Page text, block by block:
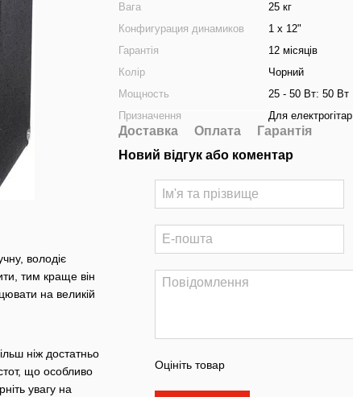
володіє
тим краще він
на великій
ніж достатньо
що особливо
увагу на
Вага
25 кг
Конфигурация динамиков
1 x 12"
Гарантія
12 місяців
Колір
Чорний
Мощность
25 - 50 Вт: 50 Вт
Призначення
Для електрогітар
Доставка Оплата
Гарантія
Новий відгук або коментар
Оцініть товар